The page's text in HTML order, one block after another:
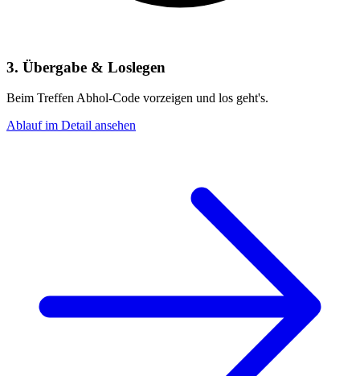
3. Übergabe & Loslegen
Beim Treffen Abhol-Code vorzeigen und los geht's.
Ablauf im Detail ansehen